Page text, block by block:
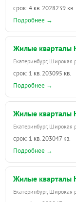
срок: 4 кв. 2028239 кв.
Подробнее →
Жилые кварталы
Екатеринбург, Широкая
срок: 1 кв. 203095 кв.
Подробнее →
Жилые кварталы
Екатеринбург, Широкая
срок: 1 кв. 203047 кв.
Подробнее →
Жилые кварталы
Екатеринбург, Широкая